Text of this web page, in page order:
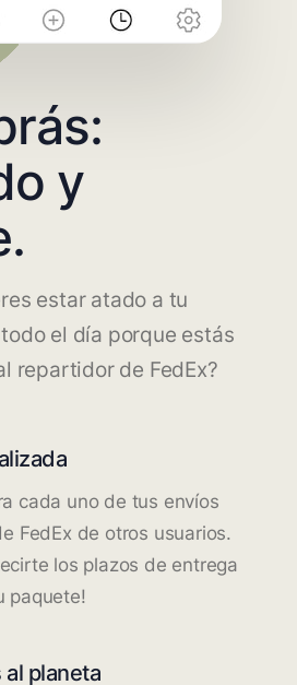
y
estar atado a tu
el día porque estás
repartidor de FedEx?
cada uno de tus envíos
FedEx de otros usuarios.
los plazos de entrega
paquete!
planeta